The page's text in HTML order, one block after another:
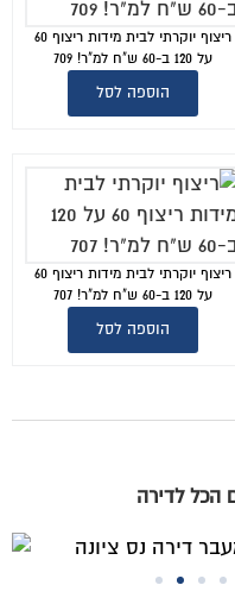
ריצוף יוקרתי לבית מידות ריצוף 60
על 120 ב-60 ש"ח למ"ר! 709
הוספה לסל
ריצוף יוקרתי לבית מידות ריצוף 60
על 120 ב-60 ש"ח למ"ר! 707
הוספה לסל
הכל לדירה